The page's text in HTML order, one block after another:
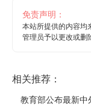
免责声明：
本站所提供的内容均
管理员予以更改或删
相关推荐：
教育部公布最新中